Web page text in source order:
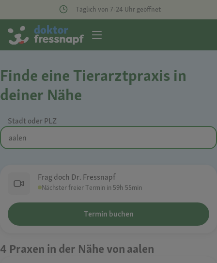
Täglich von 7-24 Uhr geöffnet
Finde eine Tierarztpraxis in
deiner Nähe
Stadt oder PLZ
Frag doch Dr. Fressnapf
Nächster freier Termin in 59h 55min
Termin buchen
4 Praxen in der Nähe von aalen